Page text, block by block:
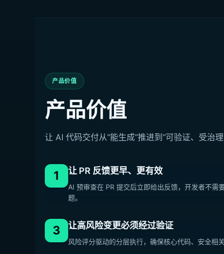
产品价值
产品价值
让 AI 代码交付从“能生成”推进到“可验证、受治理
1 让 PR 反馈更早、更有效
AI 预审查在 PR 提交后立即给出反馈，开发者不需
题。
3 让高风险变更必须经过验证
风险评分驱动的分层执行，确保核心代码、安全相